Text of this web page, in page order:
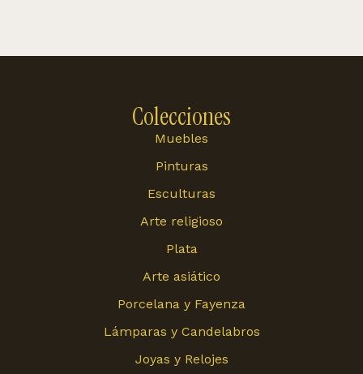
Colecciones
Muebles
Pinturas
Esculturas
Arte religioso
Plata
Arte asiático
Porcelana y Fayenza
Lámparas y Candelabros
Joyas y Relojes